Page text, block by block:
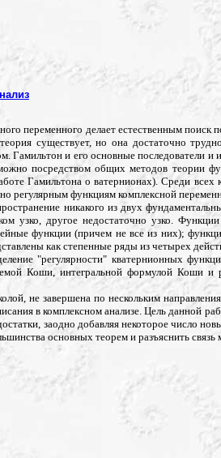
переменного делает естественным
существует, но она достаточно
Гамильтон и его основные
посредством общих методов теории
Гамильтона о ватернионах). Среди
регулярным функциям комплексной
никакого из двух
узко, другое недостаточно узко.
функции (причем не все из них);
как степенные ряды из четырех
"регулярности" кватернионных
Коши, интегральной формулой Коши
не завершена по нескольким
в комплексном анализе. Цель данной
заодно добавляя некоторое число
основных теорем и разъяснить